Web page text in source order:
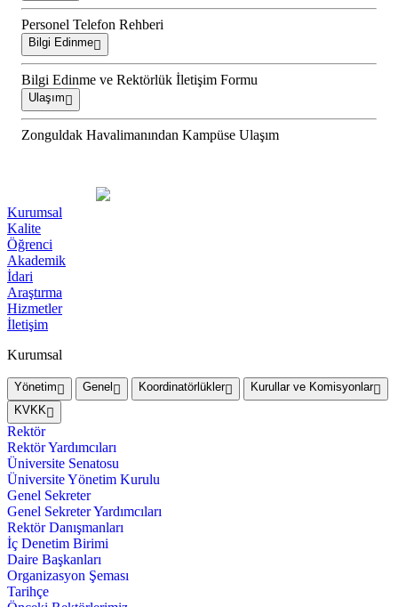
Personel Telefon Rehberi
Bilgi Edinme
Bilgi Edinme ve Rektörlük İletişim Formu
Ulaşım
Zonguldak Havalimanından Kampüse Ulaşım
Kurumsal
Kalite
Öğrenci
Akademik
İdari
Araştırma
Hizmetler
İletişim
Kurumsal
Yönetim Genel Koordinatörlükler
Kurullar ve Komisyonlar
KVKK
Rektör
Rektör Yardımcıları
Üniversite Senatosu
Üniversite Yönetim Kurulu
Genel Sekreter
Genel Sekreter Yardımcıları
Rektör Danışmanları
İç Denetim Birimi
Daire Başkanları
Organizasyon Şeması
Tarihçe